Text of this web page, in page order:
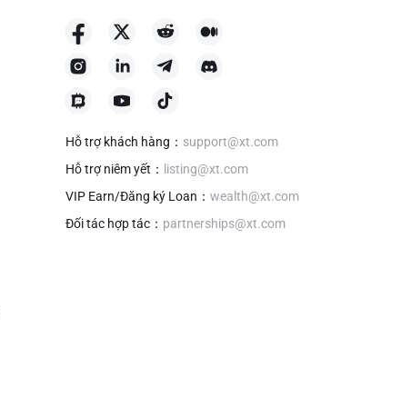
Hỗ trợ khách hàng ： support@xt.com
Hỗ trợ niêm yết ：
listing@xt.com
VIP Earn/Đăng ký Loan ： wealth@xt.com
Đối tác hợp tác ： partnerships@xt.com